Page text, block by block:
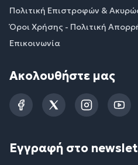
Πολιτική Επιστροφών &
Όροι Χρήσης - Πολιτική
Επικοινωνία
Ακολουθήστε μας
FacebookTwitterInstagram
Εγγραφή στο